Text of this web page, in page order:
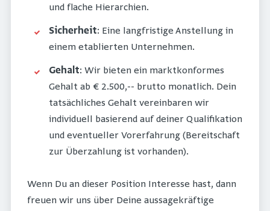
und flache Hierarchien.
Sicherheit: Eine langfristige Anstellung in
einem etablierten Unternehmen.
Gehalt: Wir bieten ein marktkonformes
Gehalt ab € 2.500,-- brutto monatlich. Dein
tatsächliches Gehalt vereinbaren wir
individuell basierend auf deiner Qualifikation
und eventueller Vorerfahrung (Bereitschaft
zur Überzahlung ist vorhanden).
Wenn Du an dieser Position Interesse hast, dann
freuen wir uns über Deine aussagekräftige